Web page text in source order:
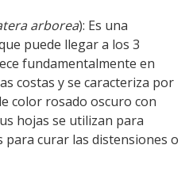
arborea): Es una
puede llegar a los 3
fundamentalmente en
costas y se caracteriza por
color rosado oscuro con
hojas se utilizan para
para curar las distensiones o